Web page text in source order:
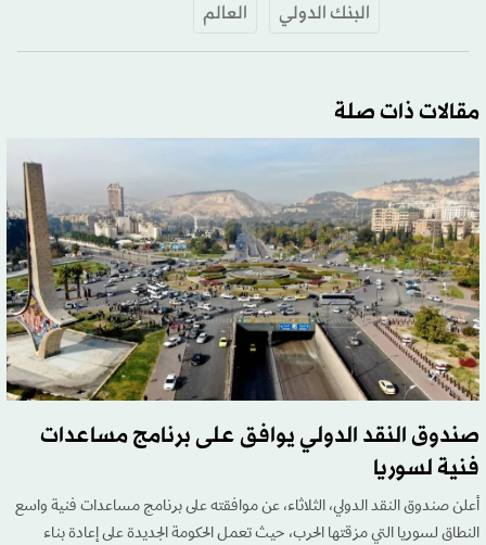
البنك الدولي
العالم
مقالات ذات صلة
صندوق النقد الدولي يوافق على برنامج مساعدات
فنية لسوريا
أعلن صندوق النقد الدولي، الثلاثاء، عن موافقته على برنامج مساعدات فنية واسع
النطاق لسوريا التي مزقتها الحرب، حيث تعمل الحكومة الجديدة على إعادة بناء